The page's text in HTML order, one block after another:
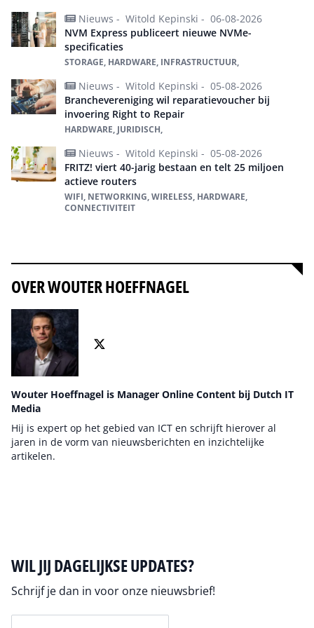
Nieuws - Witold Kepinski - 06-08-2026
NVM Express publiceert nieuwe NVMe-
specificaties
STORAGE, HARDWARE, INFRASTRUCTUUR,
Nieuws - Witold Kepinski - 05-08-2026
Branchevereniging wil reparatievoucher bij
invoering Right to Repair
HARDWARE, JURIDISCH,
Nieuws - Witold Kepinski - 05-08-2026
FRITZ! viert 40-jarig bestaan en telt 25 miljoen
actieve routers
WIFI, NETWORKING, WIRELESS, HARDWARE,
CONNECTIVITEIT
OVER WOUTER HOEFFNAGEL
Wouter Hoeffnagel is Manager Online Content bij Dutch IT
Media
Hij is expert op het gebied van ICT en schrijft hierover al
jaren in de vorm van nieuwsberichten en inzichtelijke
artikelen.
WIL JIJ DAGELIJKSE UPDATES?
Schrijf je dan in voor onze nieuwsbrief!